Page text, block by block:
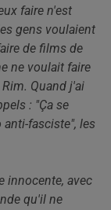
faire n'est
gens voulaient
de films de
ne voulait faire
Quand j'ai
: "Ça se
fasciste", les
innocente, avec
qu'il ne